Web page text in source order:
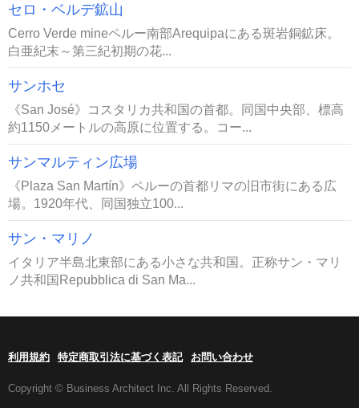
セロ・ベルデ鉱山
Cerro Verde mineペルー南部Arequipaにある斑岩銅鉱床。
白亜紀末～第三紀初期の花...
サンホセ
《San José》コスタリカ共和国の首都。同国中央部、標高
約1150メートルの高原に位置する。コー...
サンマルティン広場
《Plaza San Martín》ペルーの首都リマの旧市街にある広
場。1920年代、同国独立100...
サン・マリノ
イタリア半島北東部にある小さな共和国。正称サン・マリ
ノ共和国Repubblica di San Ma...
利用規約 特定商取引法に基づく表記 お問い合わせ
Copyright © Business Architect Inc. All Rights Reserved.